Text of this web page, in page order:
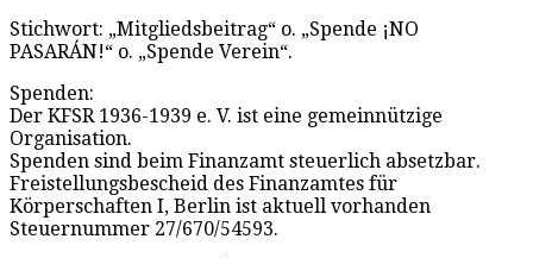
Stichwort: „Mitgliedsbeitrag“ o. „Spende ¡NO
PASARÁN!“ o. „Spende Verein“.
Spenden:
Der KFSR 1936-1939 e. V. ist eine gemeinnützige
Organisation.
Spenden sind beim Finanzamt steuerlich absetzbar.
Freistellungsbescheid des Finanzamtes für
Körperschaften I, Berlin ist aktuell vorhanden
Steuernummer 27/670/54593.